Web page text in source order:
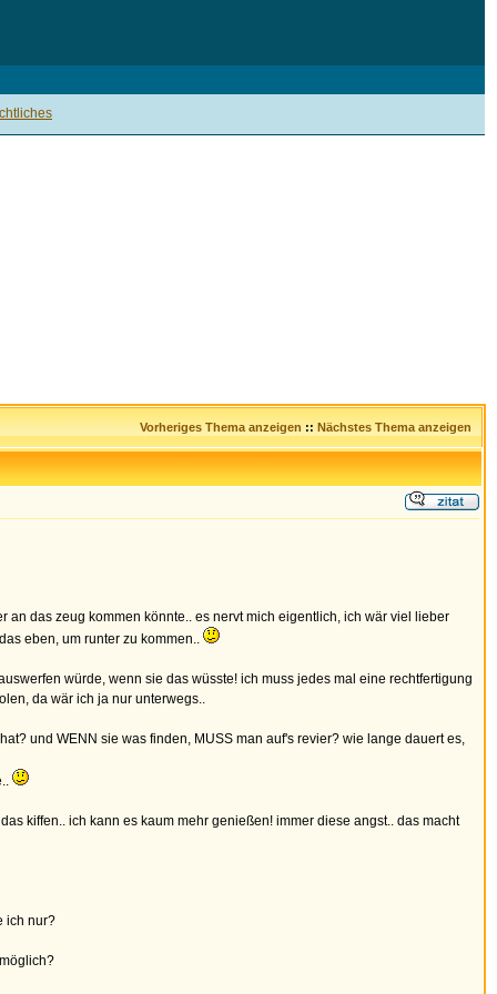
Vorheriges Thema anzeigen :: Nächstes Thema anzeigen
das zeug kommen könnte.. es nervt mich eigentlich, ich wär viel lieber
eben, um runter zu kommen..
würde, wenn sie das wüsste! ich muss jedes mal eine rechtfertigung
da wär ich ja nur unterwegs..
und WENN sie was finden, MUSS man auf's revier? wie lange dauert es,
kiffen.. ich kann es kaum mehr genießen! immer diese angst.. das macht
ich nur?